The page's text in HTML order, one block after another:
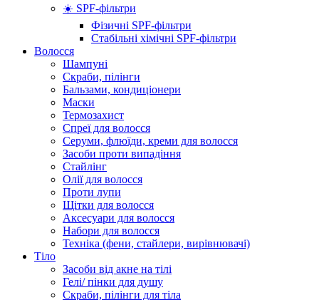
☀️ SPF-фільтри
Фізичні SPF-фільтри
Стабільні хімічні SPF-фільтри
Волосся
Шампуні
Скраби, пілінги
Бальзами, кондиціонери
Маски
Термозахист
Спреї для волосся
Серуми, флюїди, креми для волосся
Засоби проти випадіння
Стайлінг
Олії для волосся
Проти лупи
Щітки для волосся
Аксесуари для волосся
Набори для волосся
Техніка (фени, стайлери, вирівнювачі)
Тіло
Засоби від акне на тілі
Гелі/ пінки для душу
Скраби, пілінги для тіла